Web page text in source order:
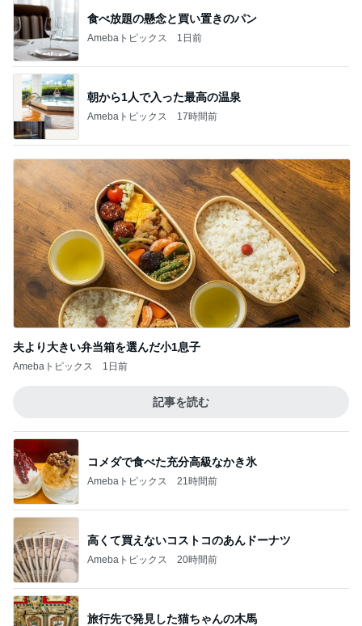
食べ放題の懸念と買い置きのパン
Amebaトピックス 1日前
朝から1人で入った最高の温泉
Amebaトピックス 17時間前
夫より大きい弁当箱を選んだ小1息子
Amebaトピックス 1日前
記事を読む
コメダで食べた充分高級なかき氷
Amebaトピックス 21時間前
高くて買えないコストコのあんドーナツ
Amebaトピックス 20時間前
旅行先で発見した猫ちゃんの木馬